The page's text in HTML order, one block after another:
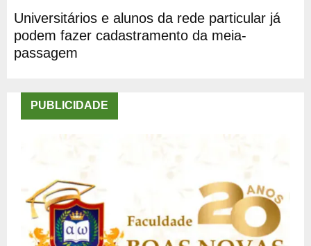
Universitários e alunos da rede particular já
podem fazer cadastramento da meia-
passagem
PUBLICIDADE